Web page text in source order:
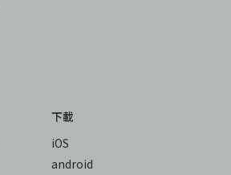
下載
iOS
android